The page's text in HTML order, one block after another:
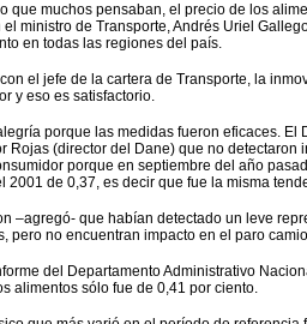
que muchos pensaban, el precio de los
el ministro de Transporte, Andrés Uriel
en todas las regiones del país.
el jefe de la cartera de Transporte, la
y eso es satisfactorio.
porque las medidas fueron eficaces.
Rojas (director del Dane) que no
porque en septiembre del año
2001 de 0,37, es decir que fue la misma
–agregó- que habían detectado un leve
pero no encuentran impacto en el paro
del Departamento Administrativo
alimentos sólo fue de 0,41 por ciento.